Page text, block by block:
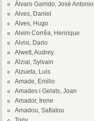
Álvaro Garrido, José Antonio
Alves, Daniel
Alves, Hugo
Alvim Corrêa, Henrique
Alvisi, Dario
Alwett, Audrey
Alzial, Sylvain
Alzueta, Luis
Amade, Emilio
Amades i Gelats, Joan
Amador, Irene
Amadou, Safiatou